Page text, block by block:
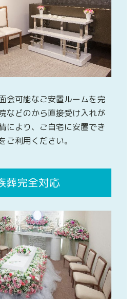
会可能なご安置ルームを完
などのから直接受け入れが
により、ご自宅に安置でき
ご利用ください。
葬完全対応